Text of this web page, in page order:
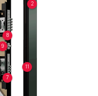
2
7
8
9
11